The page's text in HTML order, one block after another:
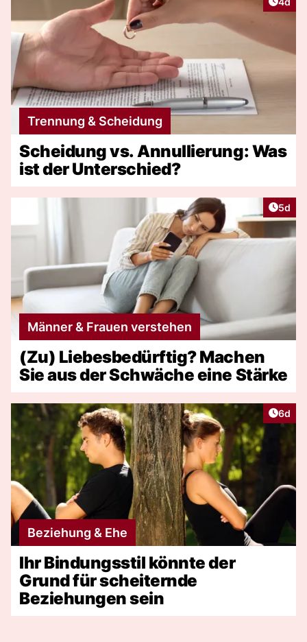
Trennung & Scheidung
Scheidung vs. Annullierung: Was
ist der Unterschied?
5d
Männer & Frauen verstehen
(Zu) Liebesbedürftig? Machen
Sie aus der Schwäche eine Stärke
6d
Beziehung & Ehe
Ihr Bindungsstil könnte der
Grund für scheiternde
Beziehungen sein